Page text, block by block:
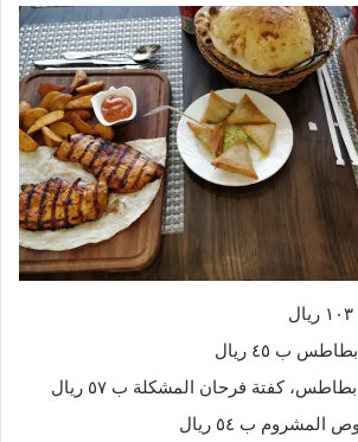
ب ٤٥ ريال
كفتة فرحان المشكلة ب ٥٧ ريال
ب ٥٤ ريال